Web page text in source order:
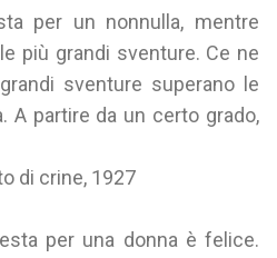
per un nonnulla, mentre
più grandi sventure. Ce ne
sventure superano le
A partire da un certo grado,
di crine, 1927
per una donna è felice.